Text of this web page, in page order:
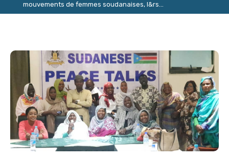
mouvements de femmes soudanaises, l&rs...